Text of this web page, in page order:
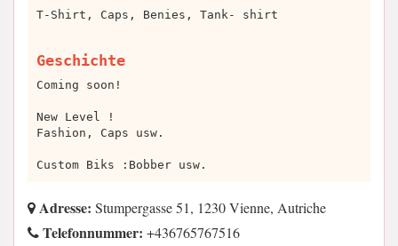
T-Shirt, Caps, Benies, Tank- shirt
Geschichte
Coming soon!
New Level !
Fashion, Caps usw.
Custom Biks :Bobber usw.
Adresse: Stumpergasse 51, 1230 Vienne, Autriche
Telefonnummer: +436765767516